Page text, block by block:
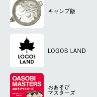
キャンプ飯
LOGOS LAND
おあそび
マスターズ